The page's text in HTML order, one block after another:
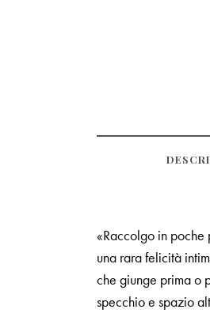
«Raccolgo in
una rara felicità
che giunge prima o
specchio e spazio